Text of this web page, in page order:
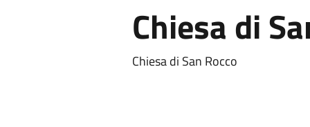
Chiesa di
Chiesa di San Rocco